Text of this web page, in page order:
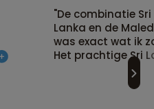
"De combinatie Sri
Lanka en de
was exact wat ik
Het prachtige Sri
af kunnen sluiten
dagen maximaal